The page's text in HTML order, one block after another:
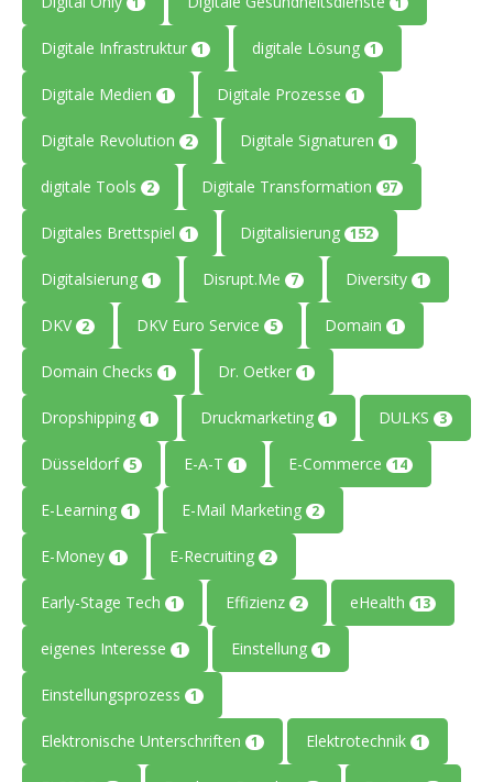
Digitale Infrastruktur 1 digitale Lösung 1
Digitale Medien 1 Digitale Prozesse 1
Digitale Revolution 2 Digitale Signaturen 1
digitale Tools 2 Digitale Transformation 97
Digitales Brettspiel 1 Digitalisierung 152
Digitalsierung 1 Disrupt.Me 7 Diversity 1
DKV 2 DKV Euro Service 5 Domain 1
Domain Checks 1 Dr. Oetker 1
Dropshipping 1 Druckmarketing 1 DULKS 3
Düsseldorf 5 E-A-T 1 E-Commerce 14
E-Learning 1 E-Mail Marketing 2
E-Money 1 E-Recruiting 2
Early-Stage Tech 1 Effizienz 2 eHealth 13
eigenes Interesse 1 Einstellung 1
Einstellungsprozess 1
Elektronische Unterschriften 1 Elektrotechnik 1